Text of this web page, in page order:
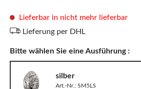
Lieferbar in nicht mehr lieferbar
Lieferung per DHL
Bitte wählen Sie eine Ausführung :
silber
Art.-Nr.: SM5LS